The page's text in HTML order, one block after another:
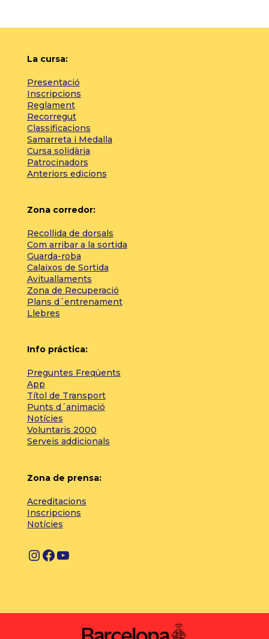
La cursa:
Presentació
Inscripcions
Reglament
Recorregut
Classificacions
Samarreta i Medalla
Cursa solidària
Patrocinadors
Anteriors edicions
Zona corredor:
Recollida de dorsals
Com arribar a la sortida
Guarda-roba
Calaixos de Sortida
Avituallaments
Zona de Recuperació
Plans d´entrenament
Llebres
Info práctica:
Preguntes Freqüents
App
Títol de Transport
Punts d´animació
Notícies
Voluntaris 2000
Serveis addicionals
Zona de prensa:
Acreditacions
Inscripcions
Notícies
I
t
F
e
Y
T